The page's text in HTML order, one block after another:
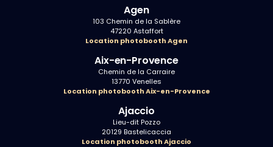
Agen
103 Chemin de la Sablère
47220 Astaffort
Location photobooth Agen
Aix-en-Provence
Chemin de la Carraire
13770 Venelles
Location photobooth Aix-en-Provence
Ajaccio
Lieu-dit Pozzo
20129 Bastelicaccia
Location photobooth Ajaccio